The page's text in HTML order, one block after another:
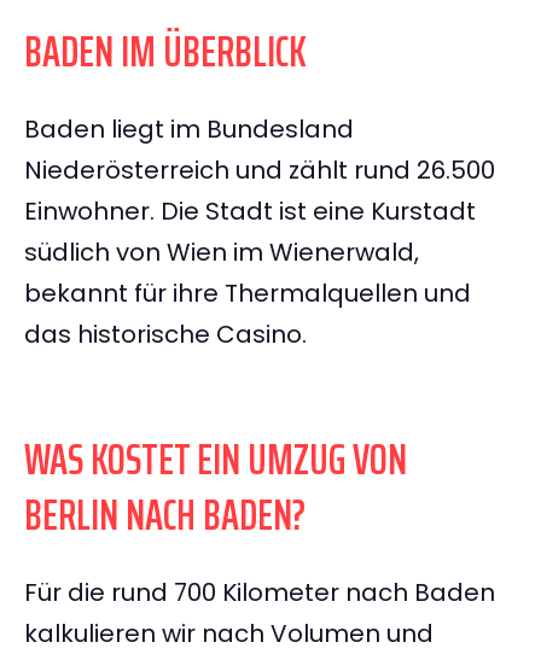
BADEN IM ÜBERBLICK
Baden liegt im Bundesland
Niederösterreich und zählt rund 26.500
Einwohner. Die Stadt ist eine Kurstadt
südlich von Wien im Wienerwald,
bekannt für ihre Thermalquellen und
das historische Casino.
WAS KOSTET EIN UMZUG VON
BERLIN NACH BADEN?
Für die rund 700 Kilometer nach Baden
kalkulieren wir nach Volumen und